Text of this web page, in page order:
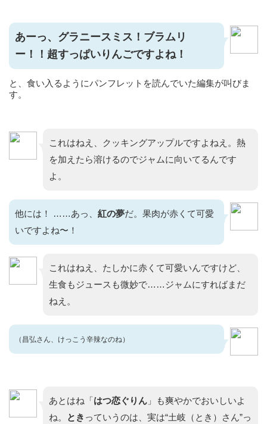
あーっ、グラニースミス！ブラムリ
ー！！超すっぱいりんごですよね！
と、食い入るようにパンフレットを読んでいた編集が叫びま
す。
これはねえ、クッキングアップルですよねえ。熱
を加えたら溶けるのでジャムに向いてるんです
よ。
他には！ ……あっ、 紅の夢だ。果肉が赤くて可愛
いですよね〜！
これはねえ、たしかに赤くて可愛いんですけど、
生食もジュースも微妙で……ジャムにすればまだ
ねえ。
（昌弘さん、けっこう辛辣なのね）
あとはね「はつ恋ぐりん 」も爽やかでおいしいよ
ね。
とき っていうのは、実は“土岐（とき）さん”っ